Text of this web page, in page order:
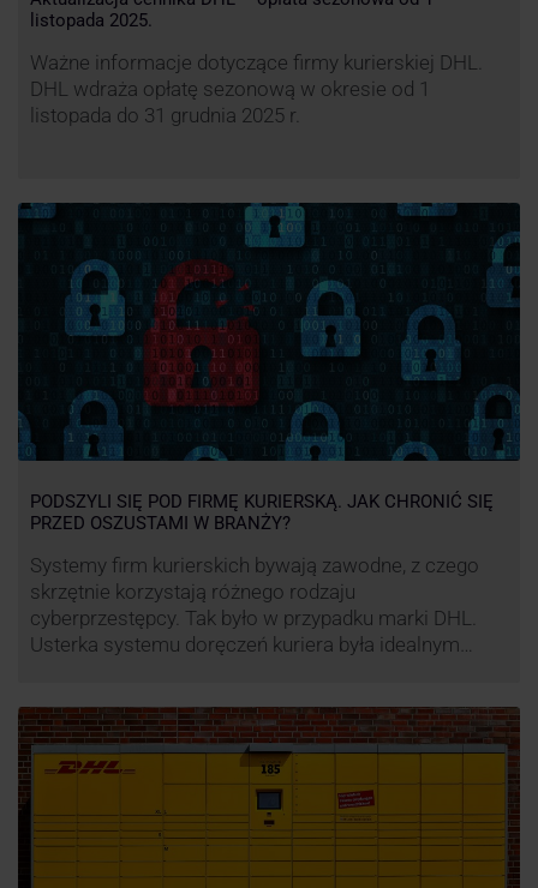
listopada 2025.
Ważne informacje dotyczące firmy kurierskiej DHL.
DHL wdraża opłatę sezonową w okresie od 1
listopada do 31 grudnia 2025 r.
PODSZYLI SIĘ POD FIRMĘ KURIERSKĄ. JAK CHRONIĆ SIĘ
PRZED OSZUSTAMI W BRANŻY?
Systemy firm kurierskich bywają zawodne, z czego
skrzętnie korzystają różnego rodzaju
cyberprzestępcy. Tak było w przypadku marki DHL.
Usterka systemu doręczeń kuriera była idealnym
oszukać cyberprzestępcom, którzy próbują
wykorzystać problemy przedsiębiorstw działających
w branży kurierskiej?